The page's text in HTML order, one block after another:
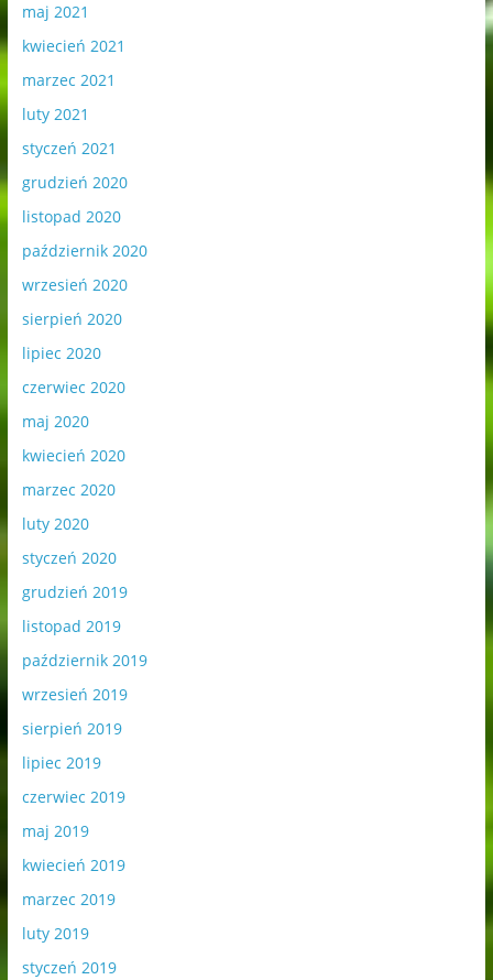
maj 2021
kwiecień 2021
marzec 2021
luty 2021
styczeń 2021
grudzień 2020
listopad 2020
październik 2020
wrzesień 2020
sierpień 2020
lipiec 2020
czerwiec 2020
maj 2020
kwiecień 2020
marzec 2020
luty 2020
styczeń 2020
grudzień 2019
listopad 2019
październik 2019
wrzesień 2019
sierpień 2019
lipiec 2019
czerwiec 2019
maj 2019
kwiecień 2019
marzec 2019
luty 2019
styczeń 2019